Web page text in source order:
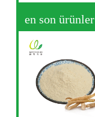
en son ürünler